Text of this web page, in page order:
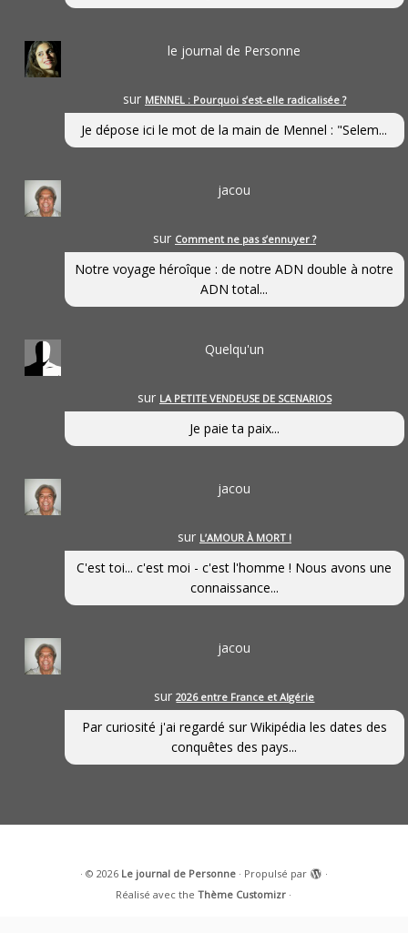
le journal de Personne
sur MENNEL : Pourquoi s’est-elle radicalisée ?
Je dépose ici le mot de la main de Mennel : "Selem...
jacou
sur Comment ne pas s’ennuyer ?
Notre voyage héroîque : de notre ADN double à notre
ADN total...
Quelqu'un
sur LA PETITE VENDEUSE DE SCENARIOS
Je paie ta paix...
jacou
sur L’AMOUR À MORT !
C'est toi... c'est moi - c'est l'homme ! Nous avons une
connaissance...
jacou
sur2026 entre France et Algérie
Par curiosité j'ai regardé sur Wikipédia les dates des
conquêtes des pays...
· © 2026 Le journal de Personne· Propulsé par
·
Réalisé avec theThème Customizr ·